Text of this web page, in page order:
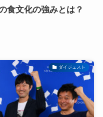
食文化の強みとは？
ダイジェスト